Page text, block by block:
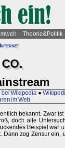
Theorie&Politik
bei Wikipedia ●
im Web
bekannt. Zwar
doch alle
Beispiel war
Dann zog Zensur ein,